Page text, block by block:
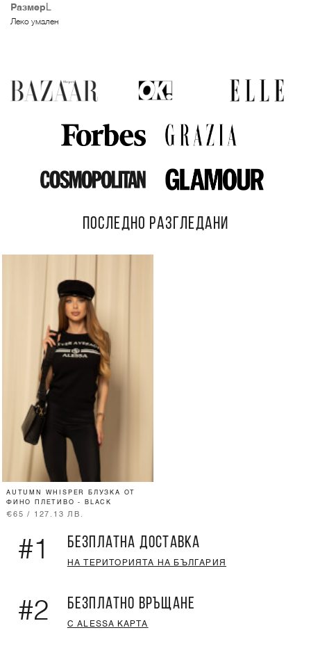
Размер L
Леко умален
ПОСЛЕДНО РАЗГЛЕДАНИ
AUTUMN WHISPER БЛУЗКА ОТ
ФИНО ПЛЕТИВО - BLACK
€65 / 127.13 ЛВ.
#1 БЕЗПЛАТНА ДОСТАВКА
НА ТЕРИТОРИЯТА НА БЪЛГАРИЯ
#2 БЕЗПЛАТНО ВРЪЩАНЕ
С ALESSA КАРТА